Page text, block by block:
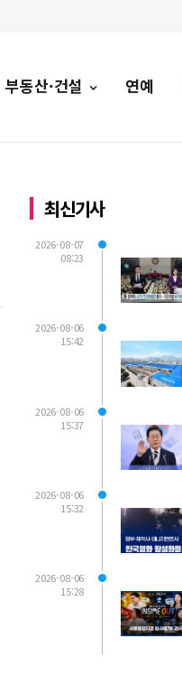
부동산·건설 연예
최신기사
2026-08-07
08:23
2026-08-06
15:42
2026-08-06
15:37
2026-08-06
15:32
2026-08-06
15:28